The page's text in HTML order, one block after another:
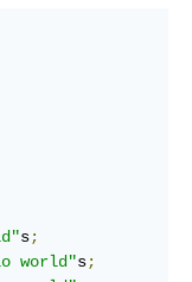
s;
world"s;